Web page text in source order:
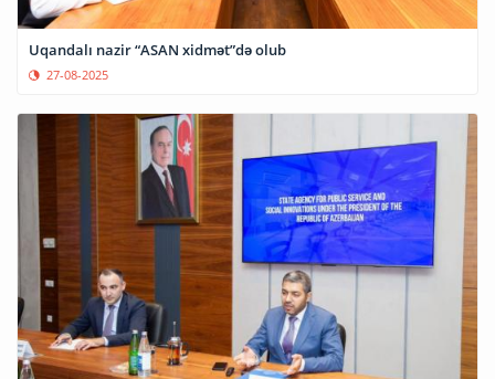
Uqandalı nazir “ASAN xidmət”də olub
27-08-2025